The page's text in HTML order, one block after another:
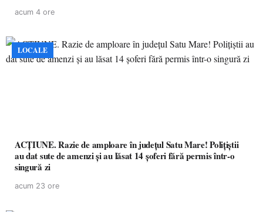
acum 4 ore
LOCALE
ACȚIUNE. Razie de amploare în județul Satu Mare! Polițiștii
au dat sute de amenzi și au lăsat 14 șoferi fără permis într-o
singură zi
acum 23 ore